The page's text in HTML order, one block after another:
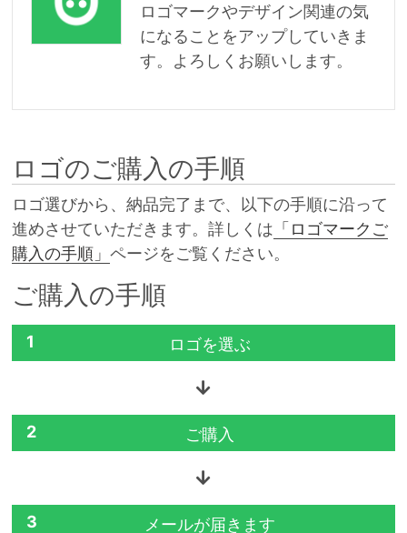
ロゴマークやデザイン関連の気
になることをアップしていきま
す。よろしくお願いします。
ロゴのご購入の手順
ロゴ選びから、納品完了まで、以下の手順に沿って
進めさせていただきます。詳しくは 「ロゴマークご
購入の手順」ページをご覧ください。
ご購入の手順
1 ロゴを選ぶ
2 ご購入
3 メールが届きます